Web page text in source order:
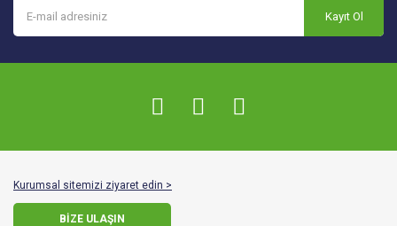
Kayıt Ol
Kurumsal sitemizi ziyaret edin >
BİZE ULAŞIN